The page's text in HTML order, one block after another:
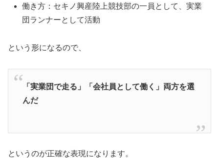
働き方：セキノ興産陸上競技部の一員として、実業
団ランナーとして活動
という形になるので、
「実業団で走る」「会社員として働く」両方を選
んだ
というのが正確な表現になります。